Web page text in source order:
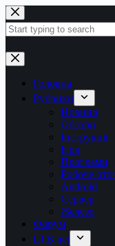
Перейти
до
вмісту
Немає
результатів
Головна
Рубрики
Новини
Обзори
Інструкції
Ігри
Програми
Робоче
Android
Сервер
Железо
Форум
LTB.net